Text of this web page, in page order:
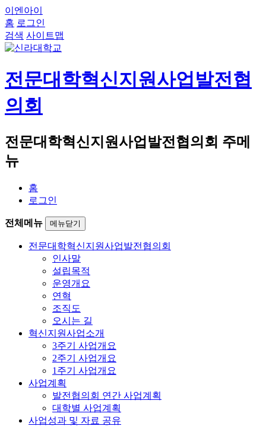
이엔아이
홈 로그인
검색 사이트맵
전문대학혁신지원사업발전협
의회
전문대학혁신지원사업발전협의회 주메
뉴
홈
로그인
전체메뉴 메뉴닫기
전문대학혁신지원사업발전협의회
인사말
설립목적
운영개요
연혁
조직도
오시는 길
혁신지원사업소개
3주기 사업개요
2주기 사업개요
1주기 사업개요
사업계획
발전협의회 연간 사업계획
대학별 사업계획
사업성과 및 자료 공유